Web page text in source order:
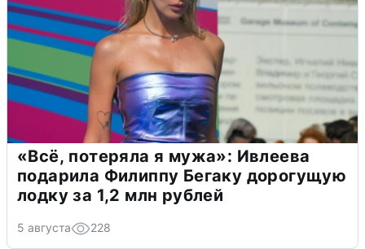
«Всё, потеряла я мужа»: Ивлеева
подарила Филиппу Бегаку дорогущую
лодку за 1,2 млн рублей
5 августа 228